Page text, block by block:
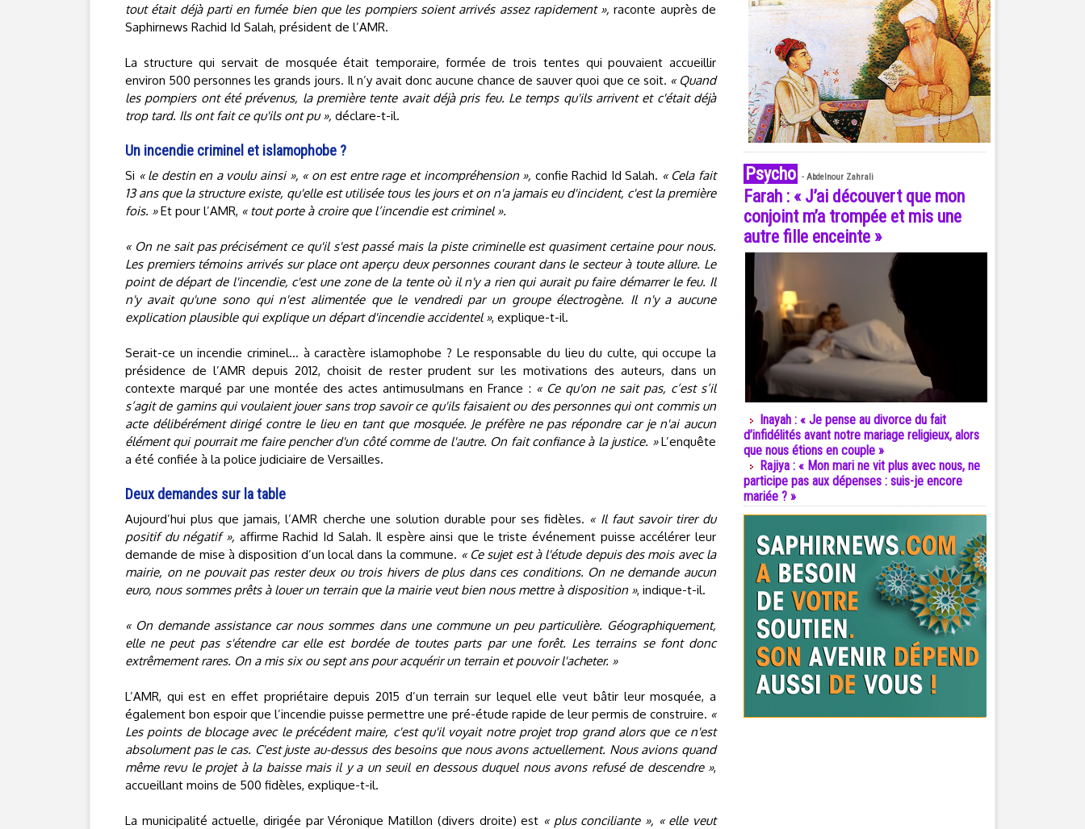
tout était déjà parti en fumée bien que les pompiers soient arrivés assez rapidement », raconte auprès de
Saphirnews Rachid Id Salah, président de l’AMR.
La structure qui servait de mosquée était temporaire, formée de trois tentes qui pouvaient accueillir
environ 500 personnes les grands jours. Il n’y avait donc aucune chance de sauver quoi que ce soit. « Quand
les pompiers ont été prévenus, la première tente avait déjà pris feu. Le temps qu'ils arrivent et c'était déjà
trop tard. Ils ont fait ce qu'ils ont pu », déclare-t-il.
Un incendie criminel et islamophobe ?
Si « le destin en a voulu ainsi », « on est entre rage et incompréhension », confie Rachid Id Salah. « Cela fait
13 ans que la structure existe, qu'elle est utilisée tous les jours et on n'a jamais eu d'incident, c'est la première
fois. »Et pour l’AMR, « tout porte à croire que l’incendie est criminel ».
« On ne sait pas précisément ce qu'il s'est passé mais la piste criminelle est quasiment certaine pour nous.
Les premiers témoins arrivés sur place ont aperçu deux personnes courant dans le secteur à toute allure. Le
point de départ de l'incendie, c'est une zone de la tente où il n'y a rien qui aurait pu faire démarrer le feu. Il
n'y avait qu'une sono qui n'est alimentée que le vendredi par un groupe électrogène. Il n'y a aucune
explication plausible qui explique un départ d'incendie accidentel », explique-t-il.
Serait-ce un incendie criminel… à caractère islamophobe ? Le responsable du lieu du culte, qui occupe la
présidence de l’AMR depuis 2012, choisit de rester prudent sur les motivations des auteurs, dans un
contexte marqué par une montée des actes antimusulmans en France : « Ce qu'on ne sait pas, c’est s’il
s’agit de gamins qui voulaient jouer sans trop savoir ce qu'ils faisaient ou des personnes qui ont commis un
acte délibérément dirigé contre le lieu en tant que mosquée. Je préfère ne pas répondre car je n'ai aucun
élément qui pourrait me faire pencher d'un côté comme de l'autre. On fait confiance à la justice. »L’enquête
a été confiée à la police judiciaire de Versailles.
Deux demandes sur la table
Aujourd’hui plus que jamais, l’AMR cherche une solution durable pour ses fidèles. « Il faut savoir tirer du
positif du négatif », affirme Rachid Id Salah. Il espère ainsi que le triste événement puisse accélérer leur
demande de mise à disposition d’un local dans la commune. « Ce sujet est à l'étude depuis des mois avec la
mairie, on ne pouvait pas rester deux ou trois hivers de plus dans ces conditions. On ne demande aucun
euro, nous sommes prêts à louer un terrain que la mairie veut bien nous mettre à disposition », indique-t-il.
« On demande assistance car nous sommes dans une commune un peu particulière. Géographiquement,
elle ne peut pas s'étendre car elle est bordée de toutes parts par une forêt. Les terrains se font donc
extrêmement rares. On a mis six ou sept ans pour acquérir un terrain et pouvoir l'acheter. »
L’AMR, qui est en effet propriétaire depuis 2015 d’un terrain sur lequel elle veut bâtir leur mosquée, a
également bon espoir que l’incendie puisse permettre une pré-étude rapide de leur permis de construire. «
Les points de blocage avec le précédent maire, c'est qu'il voyait notre projet trop grand alors que ce n'est
absolument pas le cas. C'est juste au-dessus des besoins que nous avons actuellement. Nous avions quand
même revu le projet à la baisse mais il y a un seuil en dessous duquel nous avons refusé de descendre »,
accueillant moins de 500 fidèles, explique-t-il.
La municipalité actuelle, dirigée par Véronique Matillon (divers droite) est « plus conciliante », « elle veut
Psycho - Abdelnour Zahrali
Farah : « J’ai découvert que mon
conjoint m’a trompée et mis une
autre fille enceinte »
Inayah : « Je pense au divorce du fait
d’infidélités avant notre mariage religieux, alors
que nous étions en couple »
Rajiya : « Mon mari ne vit plus avec nous, ne
participe pas aux dépenses : suis-je encore
mariée ? »